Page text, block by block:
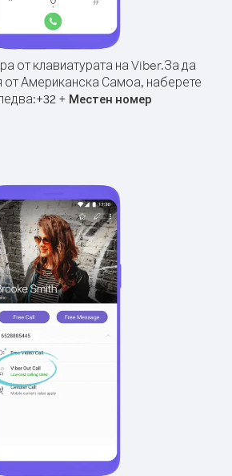
от клавиатурата на Viber.За да
от Американска Самоа, наберете
+32+ Местен номер